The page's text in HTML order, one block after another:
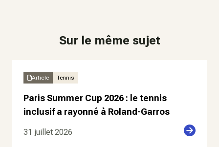
Sur le même sujet
Article Tennis
Paris Summer Cup 2026 : le tennis
inclusif a rayonné à Roland-Garros
31 juillet 2026